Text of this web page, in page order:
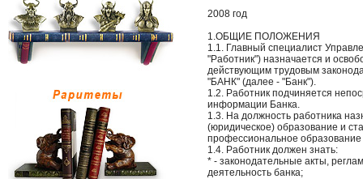
2008 год
1.ОБЩИЕ ПОЛОЖЕНИЯ
1.1. Главный специалист
"Работник") назначается и
действующим трудовым
"БАНК" (далее - "Банк").
1.2. Работник подчиняется
информации Банка.
1.3. На должность работника
(юридическое) образование и
профессиональное
1.4. Работник должен знать:
* - законодательные акты,
деятельность банка;